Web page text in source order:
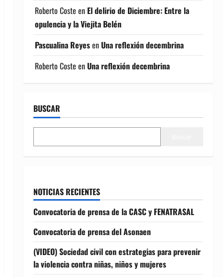
Roberto Coste en El delirio de Diciembre: Entre la
opulencia y la Viejita Belén
Pascualina ReyesenUna reflexión decembrina
Roberto Coste enUna reflexión decembrina
BUSCAR
NOTICIAS RECIENTES
Convocatoria de prensa de la CASC y FENATRASAL
Convocatoria de prensa del Asonaen
(VIDEO) Sociedad civil con estrategias para prevenir
la violencia contra niñas, niños y mujeres